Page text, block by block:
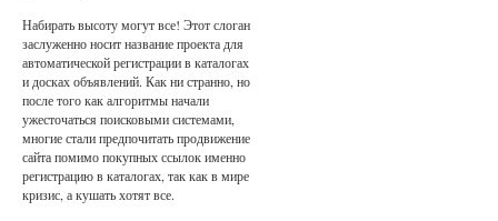
Набирать высоту могут все! Этот слоган
заслуженно носит название проекта для
автоматической регистрации в каталогах
и досках объявлений. Как ни странно, но
после того как алгоритмы начали
ужесточаться поисковыми системами,
многие стали предпочитать продвижение
сайта помимо покупных ссылок именно
регистрацию в каталогах, так как в мире
кризис, а кушать хотят все.